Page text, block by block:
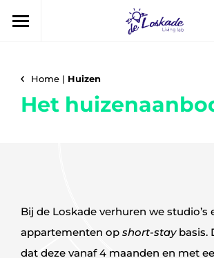
Home | Huizen
Het
Bij de Loskade verhuren we studio’s
appartementen op short-staybasis.
dat deze vanaf 4 maanden en met